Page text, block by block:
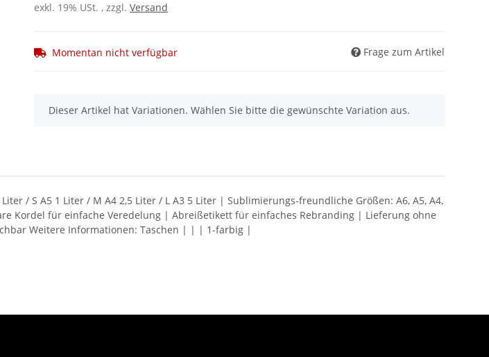
exkl. 19% USt. , zzgl. Versand
Momentan nicht verfügbar Frage zum Artikel
x
Dieser Artikel hat Variationen. Wählen Sie bitte die gewünschte Variation aus.
/ S A5 1 Liter / M A4 2,5 Liter / L A3 5 Liter | Sublimierungs-freundliche Größen: A6, A5, A4,
Kordel für einfache Veredelung | Abreißetikett für einfaches Rebranding | Lieferung ohne
Weitere Informationen: Taschen | | | 1-farbig |